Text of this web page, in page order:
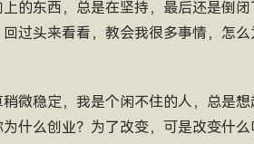
的东西，总是在坚持，最后还是倒
过头来看看，教会我很多事情，怎
微稳定，我是个闲不住的人，总是
什么创业？为了改变，可是改变什